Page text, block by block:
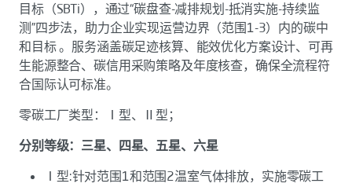
目标（SBTi），通过“碳盘查-减排规划-抵消实施-持续监
测”四步法，助力企业实现运营边界（范围1-3）内的碳中
和目标 。服务涵盖碳足迹核算、能效优化方案设计、可再
生能源整合、碳信用采购策略及年度核查，确保全流程符
合国际认可标准。
零碳工厂类型：Ⅰ型、Ⅱ型；
分别等级：三星、四星、五星、六星
Ⅰ型:针对范围1和范围2温室气体排放，实施零碳工